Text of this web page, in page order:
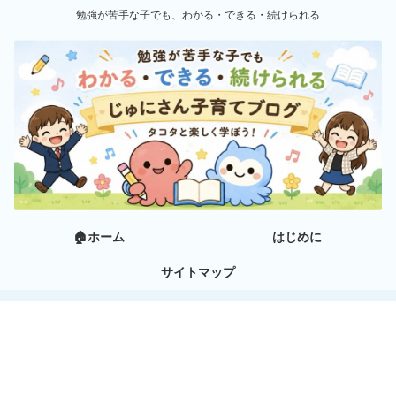
勉強が苦手な子でも、わかる・できる・続けられる
🏠ホーム はじめに
サイトマップ